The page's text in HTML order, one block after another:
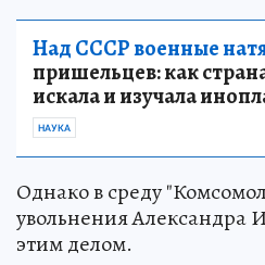
Над СССР военные
пришельцев: как
искала и изучала
НАУКА
Однако в среду
увольнения Александра
этим делом.